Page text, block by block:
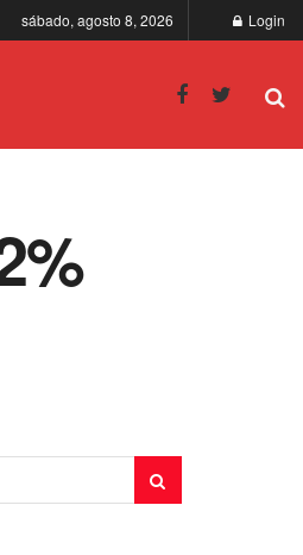
sábado, agosto 8, 2026 Login